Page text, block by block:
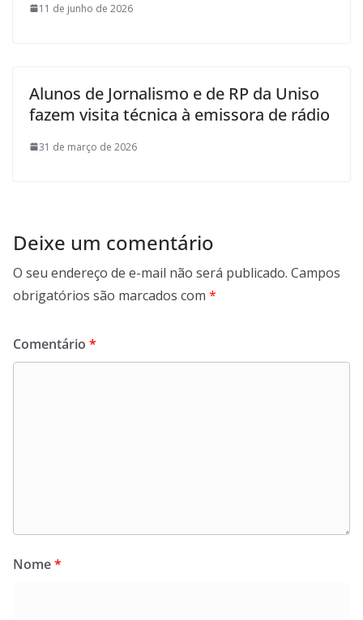
11 de junho de 2026
Alunos de Jornalismo e de RP da Uniso
fazem visita técnica à emissora de rádio
31 de março de 2026
Deixe um comentário
O seu endereço de e-mail não será publicado. Campos
obrigatórios são marcados com *
Comentário *
Nome*